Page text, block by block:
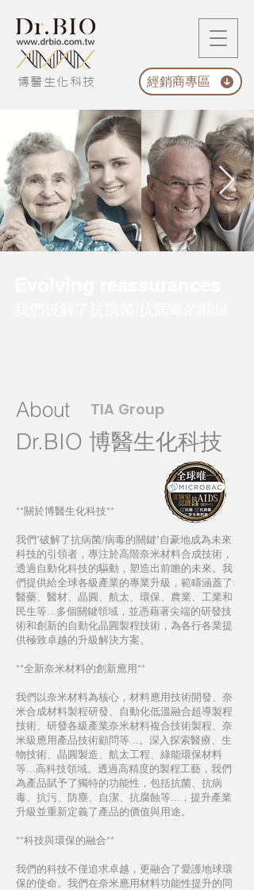
博醫生化科技 經銷商專區
About
Dr.BIO 博醫生化科技
**關於博醫生化科技**
我們"破解了抗病菌/病毒的關鍵"自豪地成為未來
科技的引領者，專注於高階奈米材料合成技術，
透過自動化科技的驅動，塑造出前瞻的未來。我
們提供給全球各級產業的專業升級，範疇涵蓋了:
醫藥、醫材、晶圓、航太、環保、農業、工業和
民生等...多個關鍵領域，並憑藉著尖端的研發技
術和創新的自動化晶圓製程技術，為各行各業提
供極致卓越的升級解決方案。
**全新奈米材料的創新應用**
我們以奈米材料為核心，材料應用技術開發、奈
米合成材料製程研發、自動化低溫融合超導製程
技術、研發各級產業奈米材料複合技術製程、奈
米級應用產品技術顧問等...。深入探索醫療、生
物技術、晶圓製造、航太工程、綠能環保材料
等...高科技領域。透過高精度的製程工藝，我們
為產品賦予了獨特的功能性，包括抗菌、抗病
毒、抗污、防塵、自潔、抗腐蝕等...，提升產業
升級並重新定義了產品的價值與用途。
**科技與環保的融合**
我們的科技不僅追求卓越，更融合了愛護地球環
保的使命。我們在奈米應用材料功能性提升的同
TIA Group